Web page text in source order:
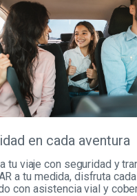
en cada aventura
tu viaje con seguridad y
a tu medida, disfruta
con asistencia vial y